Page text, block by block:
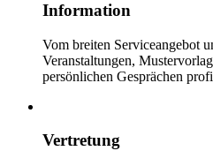
Information
Vom breiten Serviceangebot
Veranstaltungen,
persönlichen Gesprächen
Vertretung